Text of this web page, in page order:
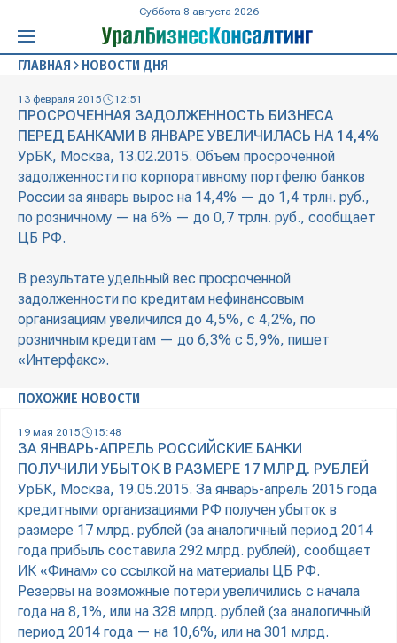
Суббота 8 августа 2026
ГЛАВНАЯ НОВОСТИ ДНЯ
13 февраля 2015 12:51
ПРОСРОЧЕННАЯ ЗАДОЛЖЕННОСТЬ БИЗНЕСА
ПЕРЕД БАНКАМИ В ЯНВАРЕ УВЕЛИЧИЛАСЬ НА 14,4%
УрБК, Москва, 13.02.2015. Объем просроченной
задолженности по корпоративному портфелю банков
России за январь вырос на 14,4% — до 1,4 трлн. руб.,
по розничному — на 6% — до 0,7 трлн. руб., сообщает
ЦБ РФ.
В результате удельный вес просроченной
задолженности по кредитам нефинансовым
организациям увеличился до 4,5%, с 4,2%, по
розничным кредитам — до 6,3% с 5,9%, пишет
«Интерфакс».
ПОХОЖИЕ НОВОСТИ
19 мая 2015 15:48
ЗА ЯНВАРЬ-АПРЕЛЬ РОССИЙСКИЕ БАНКИ
ПОЛУЧИЛИ УБЫТОК В РАЗМЕРЕ 17 МЛРД. РУБЛЕЙ
УрБК, Москва, 19.05.2015. За январь-апрель 2015 года
кредитными организациями РФ получен убыток в
размере 17 млрд. рублей (за аналогичный период 2014
года прибыль составила 292 млрд. рублей), сообщает
ИК «Финам» со ссылкой на материалы ЦБ РФ.
Резервы на возможные потери увеличились с начала
года на 8,1%, или на 328 млрд. рублей (за аналогичный
период 2014 года — на 10,6%, или на 301 млрд.